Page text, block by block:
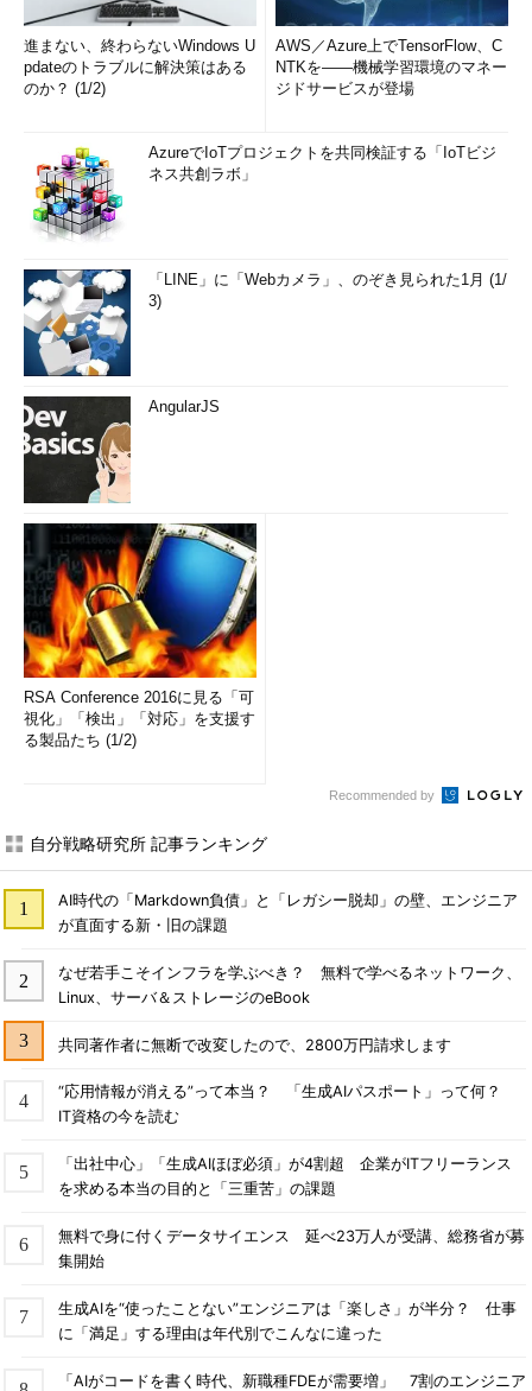
進まない、終わらないWindows U
pdateのトラブルに解決策はある
のか？ (1/2)
AWS／Azure上でTensorFlow、C
NTKを――機械学習環境のマネー
ジドサービスが登場
AzureでIoTプロジェクトを共同検証する「IoTビジ
ネス共創ラボ」
「LINE」に「Webカメラ」、のぞき見られた1月 (1/
3)
AngularJS
RSA Conference 2016に見る「可
視化」「検出」「対応」を支援す
る製品たち (1/2)
Recommended by
自分戦略研究所 記事ランキング
AI時代の「Markdown負債」と「レガシー脱却」の壁、エンジニア
が直面する新・旧の課題
なぜ若手こそインフラを学ぶべき？ 無料で学べるネットワーク、
Linux、サーバ＆ストレージのeBook
共同著作者に無断で改変したので、2800万円請求します
“応用情報が消える”って本当？ 「生成AIパスポート」って何？
IT資格の今を読む
「出社中心」「生成AIほぼ必須」が4割超 企業がITフリーランス
を求める本当の目的と「三重苦」の課題
無料で身に付くデータサイエンス 延べ23万人が受講、総務省が募
集開始
生成AIを“使ったことない”エンジニアは「楽しさ」が半分？ 仕事
に「満足」する理由は年代別でこんなに違った
「AIがコードを書く時代、新職種FDEが需要増」 7割のエンジニア